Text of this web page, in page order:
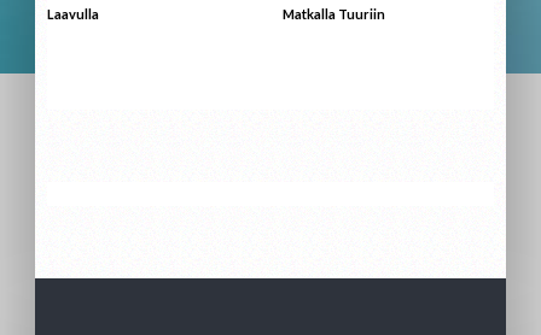
Laavulla Matkalla Tuuriin